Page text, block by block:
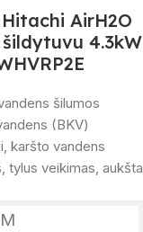
AirH2O
4.3kW
šilumos
(BKV)
karšto vandens
tylus veikimas, aukšta